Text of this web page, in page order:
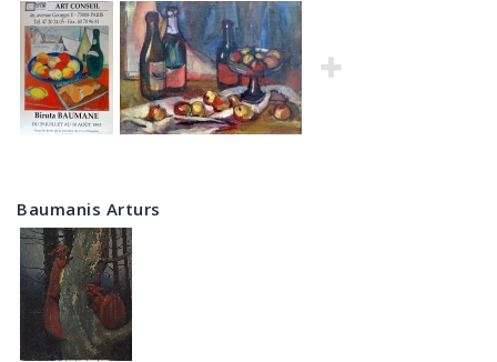
Baumanis Arturs